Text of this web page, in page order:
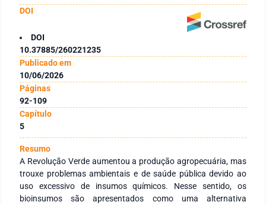
DOI
DOI
10.37885/260221235
Publicado em
10/06/2026
Páginas
92-109
Capítulo
5
Resumo
A Revolução Verde aumentou a produção agropecuária, mas
trouxe problemas ambientais e de saúde pública devido ao
uso excessivo de insumos químicos. Nesse sentido, os
bioinsumos são apresentados como uma alternativa